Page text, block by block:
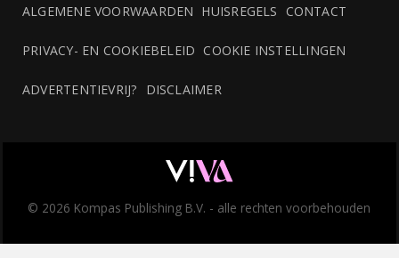
ALGEMENE VOORWAARDEN HUISREGELS CONTACT
PRIVACY- EN COOKIEBELEID COOKIE INSTELLINGEN
ADVERTENTIEVRIJ? DISCLAIMER
© 2026 Kompas Publishing B.V. - alle rechten voorbehouden